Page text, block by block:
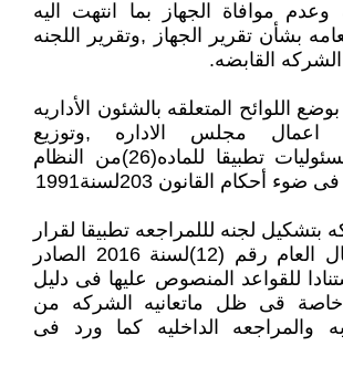
وعدم موافاة الجهاز بما انتهت اليه
بشأن تقرير الجهاز ,وتقرير اللجنه
القابضه.
اللوائح المتعلقه بالشئون الأداريه
اعمال مجلس الاداره ,وتوزيع
الاختصاصات والمسئوليات تطبيقا للماده(26)من النظام
أحكام القانون 203لسنة1991
بتشكيل لجنه لللمراجعه تطبيقا لقرار
وزير قطاع الاعمال العام رقم (12)لسنة 2016 الصادر
17-5-2016أستنادا للقواعد المنصوص عليها فى دليل
قى ظل ماتعانيه الشركه من
والمراجعه الداخليه كما ورد فى